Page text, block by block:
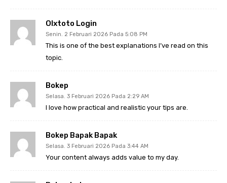
Olxtoto Login
Senin. 2 Februari 2026 Pada 5:08 PM
This is one of the best explanations I’ve read on this
topic.
Bokep
Selasa. 3 Februari 2026 Pada 2:29 AM
I love how practical and realistic your tips are.
Bokep Bapak Bapak
Selasa. 3 Februari 2026 Pada 3:44 AM
Your content always adds value to my day.